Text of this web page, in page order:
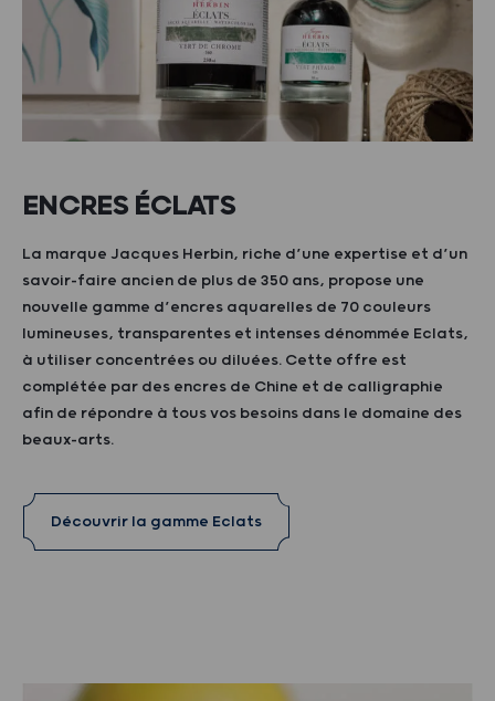
ENCRES ÉCLATS
La marque Jacques Herbin, riche d’une expertise et d’un
savoir-faire ancien de plus de 350 ans, propose une
nouvelle gamme d’encres aquarelles de 70 couleurs
lumineuses, transparentes et intenses dénommée Eclats,
à utiliser concentrées ou diluées. Cette offre est
complétée par des encres de Chine et de calligraphie
afin de répondre à tous vos besoins dans le domaine des
beaux-arts.
Découvrir la gamme Eclats